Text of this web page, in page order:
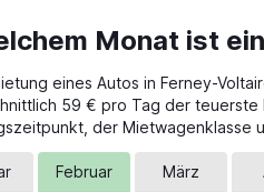
Monat ist
eines Autos in Ferney-
59 € pro Tag der
der Mietwagenklasse
Februar März